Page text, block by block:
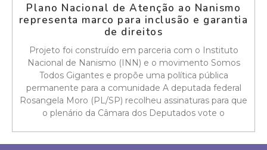
Plano Nacional de Atenção ao Nanismo
representa marco para inclusão e garantia
de direitos
Projeto foi construído em parceria com o Instituto
Nacional de Nanismo (INN) e o movimento Somos
Todos Gigantes e propõe uma política pública
permanente para a comunidade A deputada federal
Rosangela Moro (PL/SP) recolheu assinaturas para que
o plenário da Câmara dos Deputados vote o